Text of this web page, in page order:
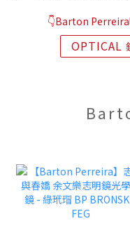
👇Barton Perreira
OPTICAL